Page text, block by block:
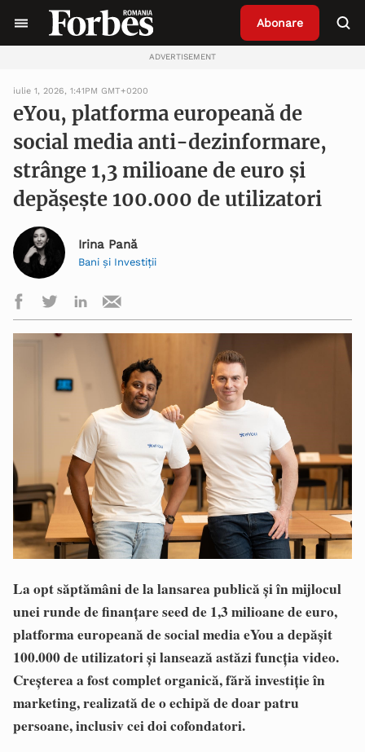
Abonare
ADVERTISEMENT
iulie 1, 2026, 1:41PM GMT+0200
eYou, platforma europeană de
social media anti-dezinformare,
strânge 1,3 milioane de euro și
depășește 100.000 de utilizatori
Irina Pană
Bani și Investiţii
La opt săptămâni de la lansarea publică și în mijlocul
unei runde de finanțare seed de 1,3 milioane de euro,
platforma europeană de social media eYou a depășit
100.000 de utilizatori și lansează astăzi funcția video.
Creșterea a fost complet organică, fără investiție în
marketing, realizată de o echipă de doar patru
persoane, inclusiv cei doi cofondatori.